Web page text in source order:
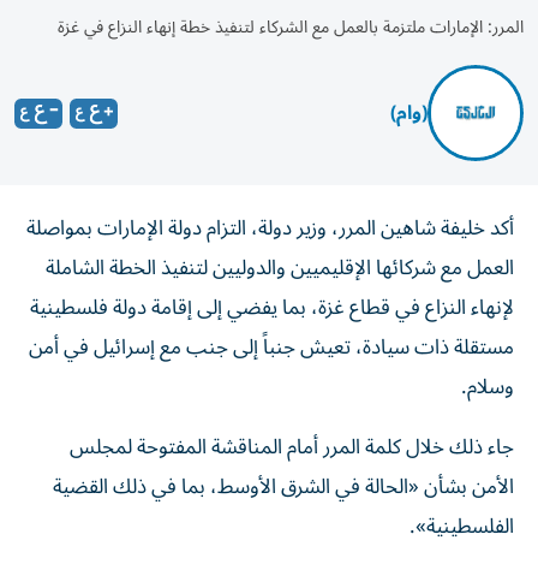
المرر: الإمارات ملتزمة بالعمل مع الشركاء لتنفيذ خطة إنهاء النزاع في غزة
(وام)
أكد خليفة شاهين المرر، وزير دولة، التزام دولة الإمارات بمواصلة
العمل مع شركائها الإقليميين والدوليين لتنفيذ الخطة الشاملة
لإنهاء النزاع في قطاع غزة، بما يفضي إلى إقامة دولة فلسطينية
مستقلة ذات سيادة، تعيش جنباً إلى جنب مع إسرائيل في أمن
وسلام.
جاء ذلك خلال كلمة المرر أمام المناقشة المفتوحة لمجلس
الأمن بشأن «الحالة في الشرق الأوسط، بما في ذلك القضية
الفلسطينية».